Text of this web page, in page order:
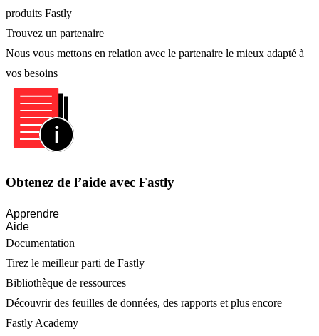
produits Fastly
Trouvez un partenaire
Nous vous mettons en relation avec le partenaire le mieux adapté à
vos besoins
Obtenez de l’aide avec Fastly
Apprendre
Aide
Documentation
Tirez le meilleur parti de Fastly
Bibliothèque de ressources
Découvrir des feuilles de données, des rapports et plus encore
Fastly Academy